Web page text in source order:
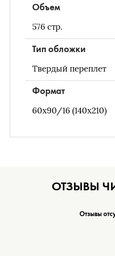
Объем
576 стр.
Тип обложки
Твердый переплет
Формат
60х90/16 (140х210)
ОТЗЫВЫ
Отзывы